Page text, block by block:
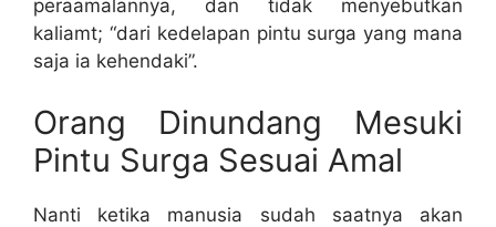
peraamalannya, dan tidak menyebutkan
kaliamt; “dari kedelapan pintu surga yang mana
saja ia kehendaki”.
Orang Dinundang Mesuki
Pintu Surga Sesuai Amal
Nanti ketika manusia sudah saatnya akan